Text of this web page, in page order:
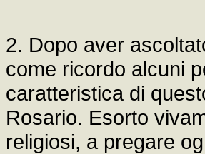
2. Dopo aver
come ricordo alcuni
caratteristica di
Rosario. Esorto
religiosi, a pregare